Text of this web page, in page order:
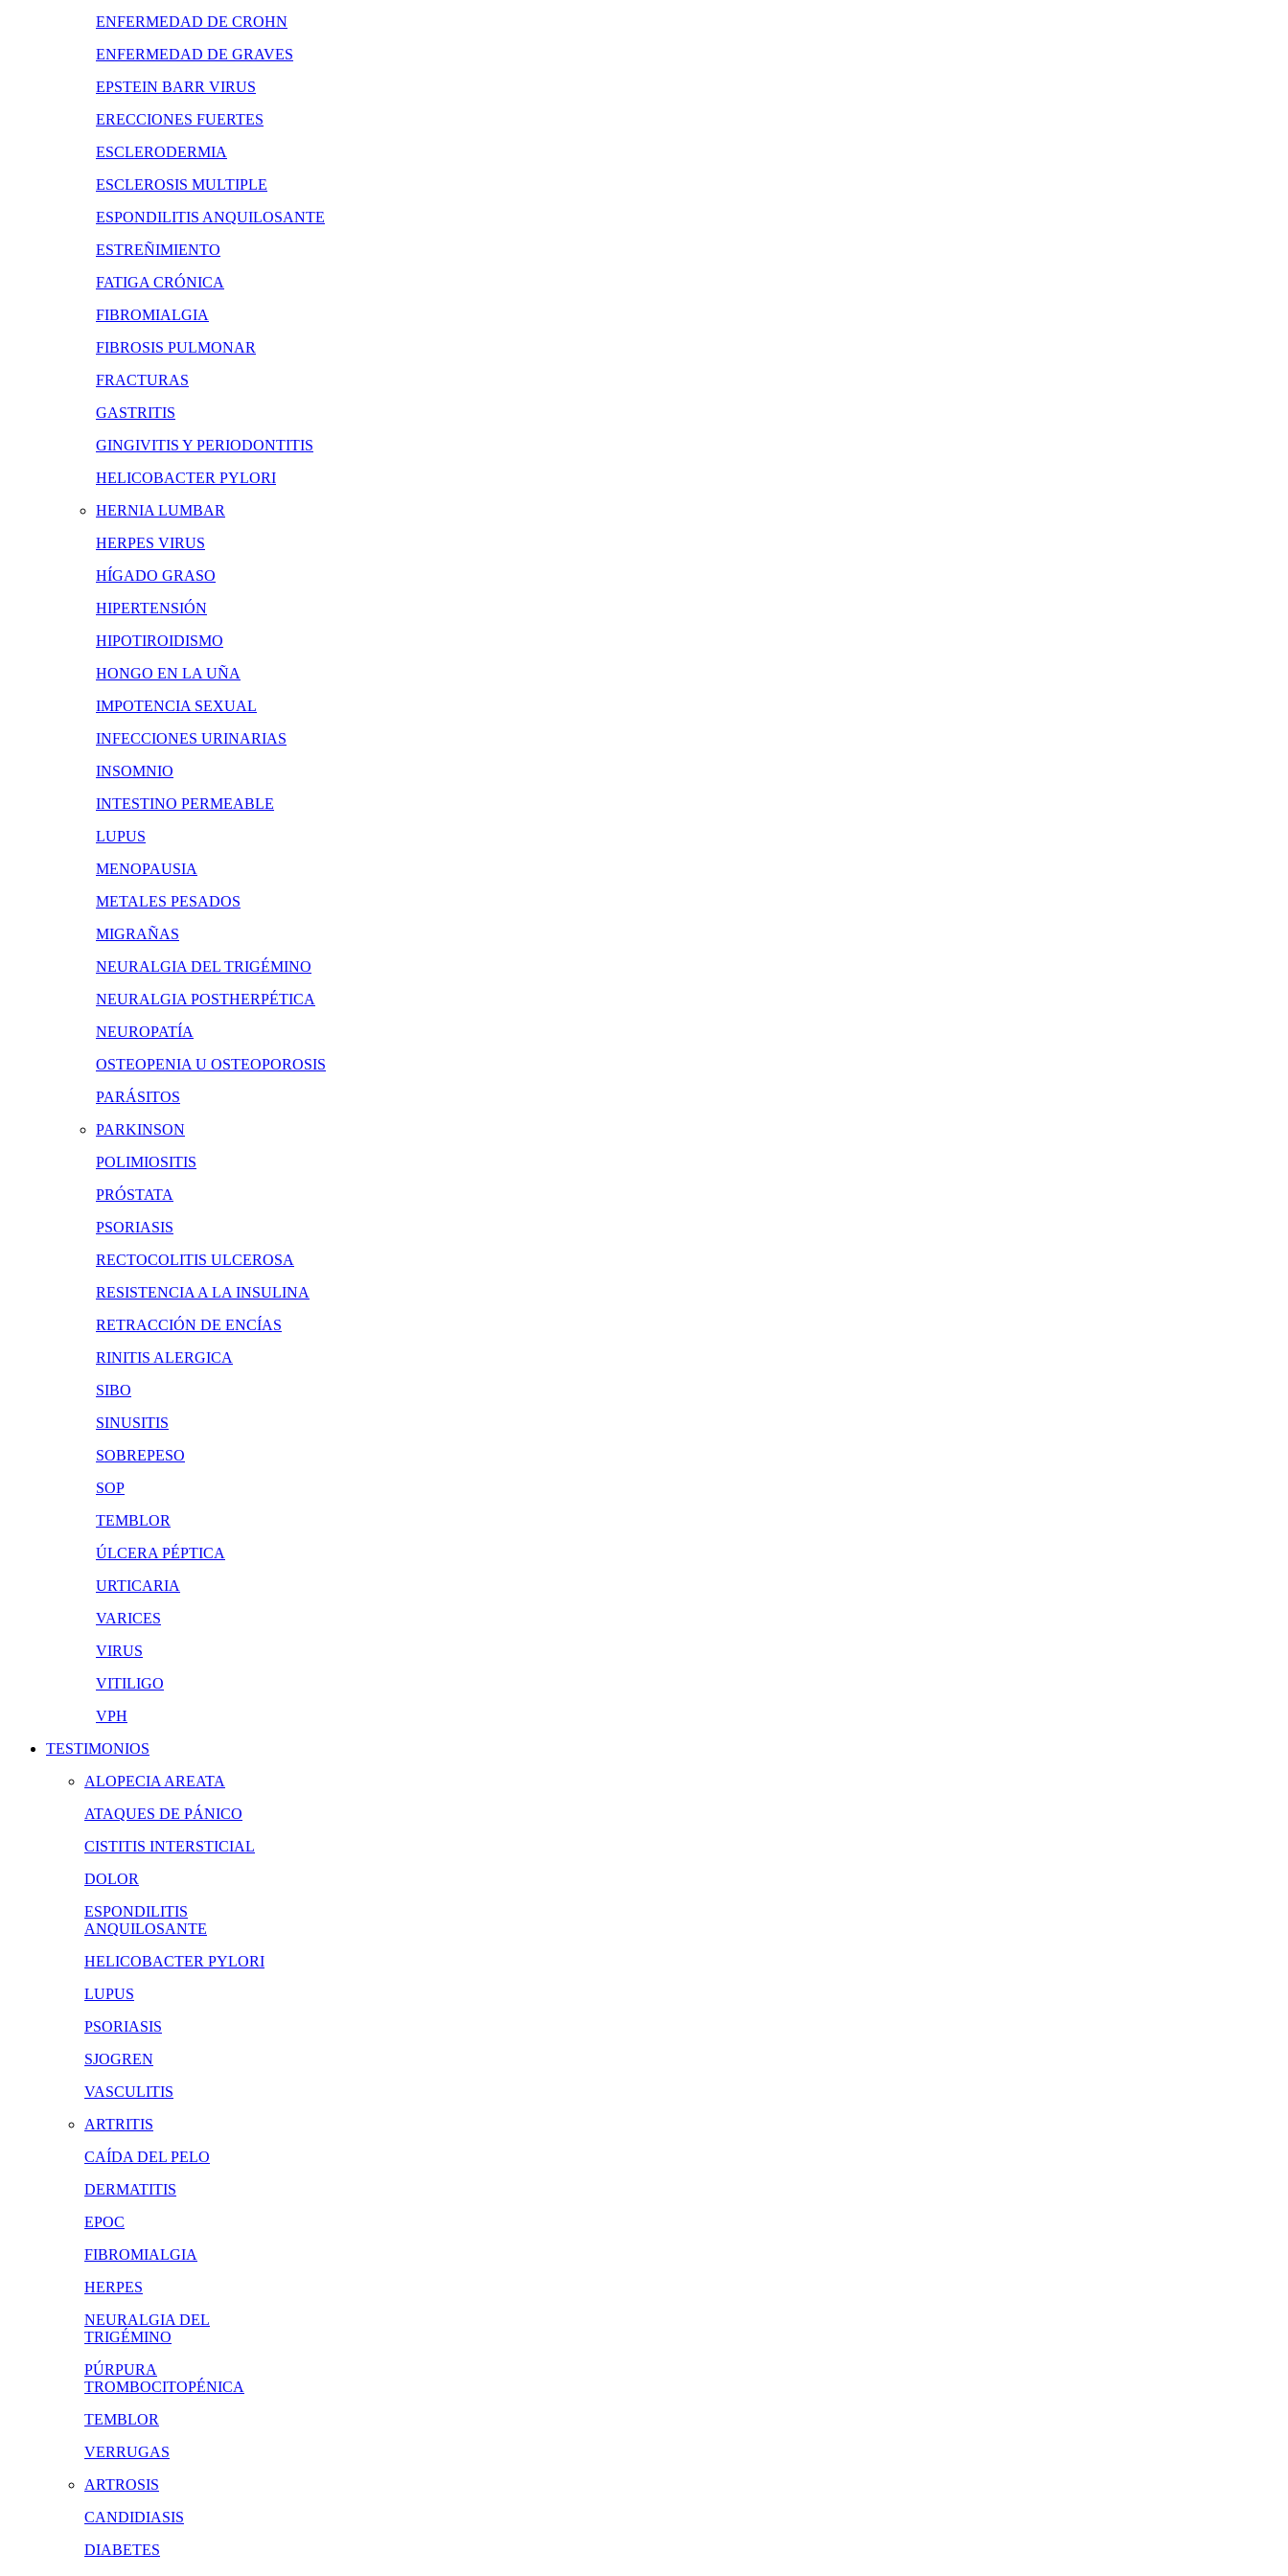
ENFERMEDAD DE CROHN
ENFERMEDAD DE GRAVES
EPSTEIN BARR VIRUS
ERECCIONES FUERTES
ESCLERODERMIA
ESCLEROSIS MULTIPLE
ESPONDILITIS ANQUILOSANTE
ESTREÑIMIENTO
FATIGA CRÓNICA
FIBROMIALGIA
FIBROSIS PULMONAR
FRACTURAS
GASTRITIS
GINGIVITIS Y PERIODONTITIS
HELICOBACTER PYLORI
HERNIA LUMBAR
HERPES VIRUS
HÍGADO GRASO
HIPERTENSIÓN
HIPOTIROIDISMO
HONGO EN LA UÑA
IMPOTENCIA SEXUAL
INFECCIONES URINARIAS
INSOMNIO
INTESTINO PERMEABLE
LUPUS
MENOPAUSIA
METALES PESADOS
MIGRAÑAS
NEURALGIA DEL TRIGÉMINO
NEURALGIA POSTHERPÉTICA
NEUROPATÍA
OSTEOPENIA U OSTEOPOROSIS
PARÁSITOS
PARKINSON
POLIMIOSITIS
PRÓSTATA
PSORIASIS
RECTOCOLITIS ULCEROSA
RESISTENCIA A LA INSULINA
RETRACCIÓN DE ENCÍAS
RINITIS ALERGICA
SIBO
SINUSITIS
SOBREPESO
SOP
TEMBLOR
ÚLCERA PÉPTICA
URTICARIA
VARICES
VIRUS
VITILIGO
VPH
TESTIMONIOS
ALOPECIA AREATA
ATAQUES DE PÁNICO
CISTITIS INTERSTICIAL
DOLOR
ESPONDILITIS
ANQUILOSANTE
HELICOBACTER PYLORI
LUPUS
PSORIASIS
SJOGREN
VASCULITIS
ARTRITIS
CAÍDA DEL PELO
DERMATITIS
EPOC
FIBROMIALGIA
HERPES
NEURALGIA DEL
TRIGÉMINO
PÚRPURA
TROMBOCITOPÉNICA
TEMBLOR
VERRUGAS
ARTROSIS
CANDIDIASIS
DIABETES